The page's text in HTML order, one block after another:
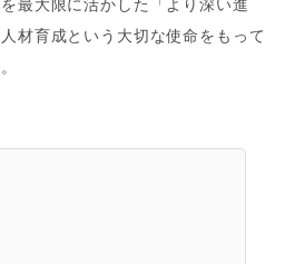
材育成という大切な使命をもって